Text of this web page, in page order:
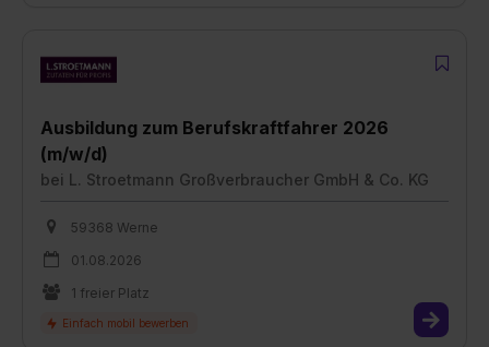
Aus­bil­dung zum Be­rufs­kraft­fah­rer 2026
(m/w/d)
bei L. Stroetmann Großverbraucher GmbH & Co. KG
59368 Werne
01.08.2026
1 freier Platz